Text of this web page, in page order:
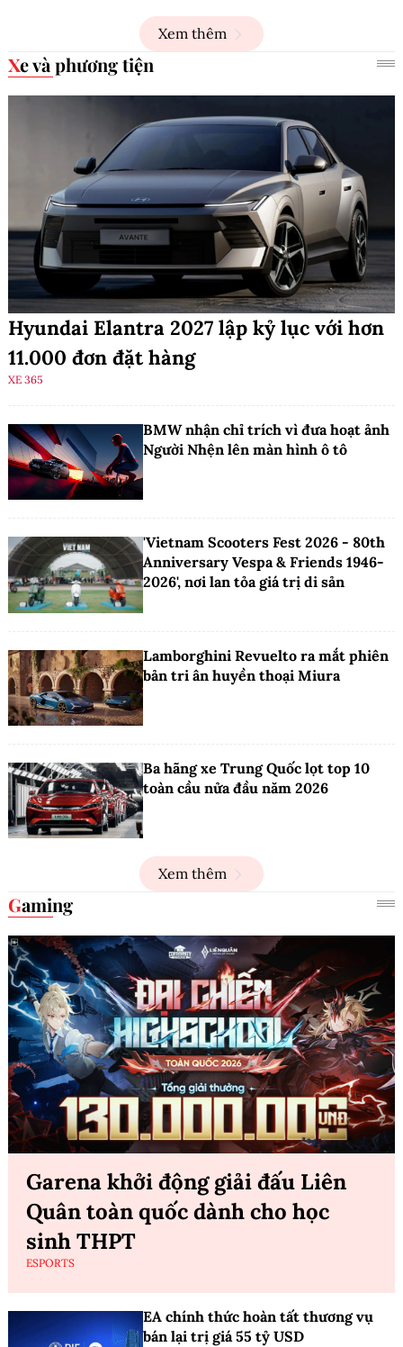
Xem thêm
Xe và phương tiện
Hyundai Elantra 2027 lập kỷ lục với hơn
11.000 đơn đặt hàng
XE 365
BMW nhận chỉ trích vì đưa hoạt ảnh
Người Nhện lên màn hình ô tô
'Vietnam Scooters Fest 2026 - 80th
Anniversary Vespa & Friends 1946-
2026', nơi lan tỏa giá trị di sản
Lamborghini Revuelto ra mắt phiên
bản tri ân huyền thoại Miura
Ba hãng xe Trung Quốc lọt top 10
toàn cầu nửa đầu năm 2026
Xem thêm
Gaming
Garena khởi động giải đấu Liên
Quân toàn quốc dành cho học
sinh THPT
ESPORTS
EA chính thức hoàn tất thương vụ
bán lại trị giá 55 tỷ USD